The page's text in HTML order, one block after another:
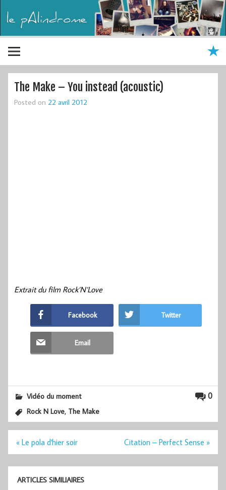
The Make – You instead (acoustic)
Posted on 22 avril 2012
Extrait du film Rock’N’Love
Facebook Twitter
Email
0
Vidéo du moment
Rock N Love, The Make
Navigation
« Le pola d'hier soir Citation – Perfect Sense »
ARTICLES SIMILIAIRES